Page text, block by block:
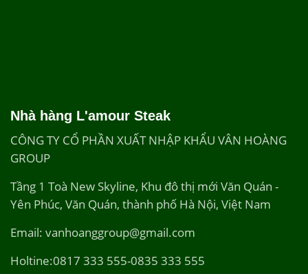
Nhà hàng L'amour Steak
CÔNG TY CỔ PHẦN XUẤT NHẬP KHẨU VÂN HOÀNG
GROUP
Tầng 1 Toà New Skyline, Khu đô thị mới Văn Quán -
Yên Phúc, Văn Quán, thành phố Hà Nội, Việt Nam
Email: vanhoanggroup@gmail.com
Holtine:0817 333 555-0835 333 555